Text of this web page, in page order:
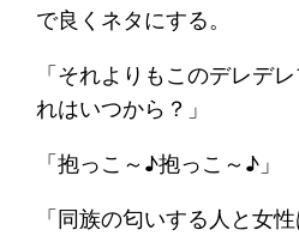
で良くネタにする。
「それよりもこのデレデ
れはいつから？」
「抱っこ～♪抱っこ～♪」
「同族の匂いする人と女